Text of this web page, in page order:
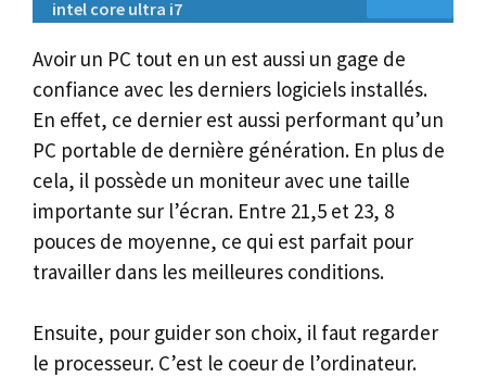
intel core ultra i7
Avoir un PC tout en un est aussi un gage de
confiance avec les derniers logiciels installés.
En effet, ce dernier est aussi performant qu’un
PC portable de dernière génération. En plus de
cela, il possède un moniteur avec une taille
importante sur l’écran. Entre 21,5 et 23, 8
pouces de moyenne, ce qui est parfait pour
travailler dans les meilleures conditions.
Ensuite, pour guider son choix, il faut regarder
le processeur. C’est le coeur de l’ordinateur.